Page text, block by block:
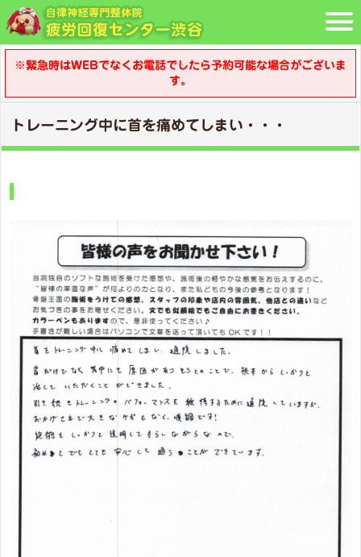
※緊急時はWEBでなくお電話でしたら予約可能な場合がございま
す。
トレーニング中に首を痛めてしまい・・・